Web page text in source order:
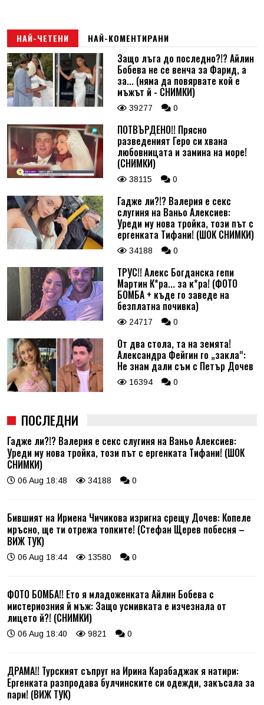
НАЙ-ЧЕТЕНИ НАЙ-КОМЕНТИРАНИ
Защо лъга до последно?!? Айлин
Бобева не се венча за Фарид, а
за... (няма да повярвате кой е
мъжът й - СНИМКИ)
39277 0
ПОТВЪРДЕНО!! Прясно
разведеният Геро си хвана
любовницата и замина на море!
(СНИМКИ)
38115 0
Гадже ли?!? Валерия е секс
слугиня на Ваньо Алексиев:
Уреди му нова тройка, този път с
ергенката Тифани! (ШОК СНИМКИ)
34188 0
ТРУС!! Алекс Богданска гепи
Мартин К*ра... за к*ра! (ФОТО
БОМБА + къде го заведе на
безплатна почивка)
24717 0
От два стола, та на земята!
Александра Фейгин го „закла“:
Не знам дали съм с Петър Дочев
16394 0
ПОСЛЕДНИ
Гадже ли?!? Валерия е секс слугиня на Ваньо Алексиев:
Уреди му нова тройка, този път с ергенката Тифани! (ШОК
СНИМКИ)
06 Aug 18:48 34188 0
Бившият на Ирмена Чичикова изригна срещу Дочев: Копеле
мръсно, ще ти отрежа топките! (Стефан Щерев побесня –
ВИЖ ТУК)
06 Aug 18:44 13580 0
ФОТО БОМБА!! Ето я младоженката Айлин Бобева с
мистериозния й мъж: Защо усмивката е изчезнала от
лицето й?! (СНИМКИ)
06 Aug 18:40 9821 0
ДРАМА!! Турският съпруг на Ирина Карабаджак я натири:
Ергенката разпродава булчинските си одежди, закъсала за
пари! (ВИЖ ТУК)